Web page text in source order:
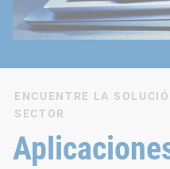
ENCUENTRE LA
SECTOR